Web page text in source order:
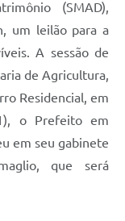
(SMAD),
um leilão para a
A sessão de
de Agricultura,
Residencial, em
o Prefeito em
em seu gabinete
que será